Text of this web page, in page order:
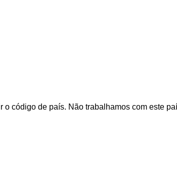
o código de país. Não trabalhamos com este